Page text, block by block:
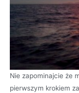
Nie zapominajcie że
pierwszym krokiem